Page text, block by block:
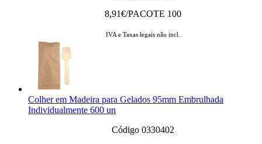
8,91€/PACOTE 100
IVA e Taxas legais não incl.
Colher em Madeira para Gelados 95mm Embrulhada
Individualmente 600 un
Código 0330402